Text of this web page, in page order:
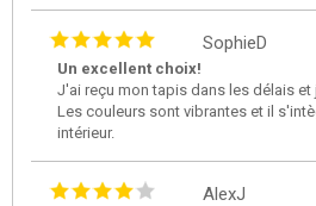
SophieD
Un excellent choix!
J'ai reçu mon tapis dans les délais et
Les couleurs sont vibrantes et il
intérieur.
AlexJ